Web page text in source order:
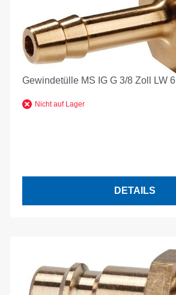
Gewindetülle MS IG G 3/8 Zoll LW 6
Nicht auf Lager
DETAILS